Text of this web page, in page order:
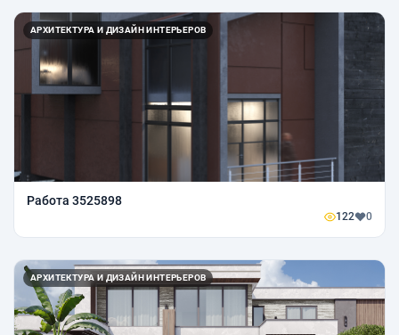
АРХИТЕКТУРА И ДИЗАЙН ИНТЕРЬЕРОВ
Работа 3525898
122 0
АРХИТЕКТУРА И ДИЗАЙН ИНТЕРЬЕРОВ